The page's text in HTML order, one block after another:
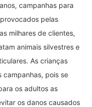
campanhas para
pelas
milhares de clientes,
animais silvestres e
As crianças
campanhas, pois se
os adultos as
os danos causados